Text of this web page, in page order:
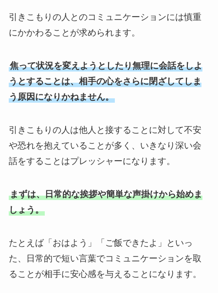
引きこもりの人とのコミュニケーションには慎重
にかかわることが求められます。
焦って状況を変えようとしたり無理に会話をしよ
うとすることは、相手の心をさらに閉ざしてしま
う原因になりかねません。
引きこもりの人は他人と接することに対して不安
や恐れを抱えていることが多く、いきなり深い会
話をすることはプレッシャーになります。
まずは、日常的な挨拶や簡単な声掛けから始めま
しょう。
たとえば「おはよう」「ご飯できたよ」といっ
た、日常的で短い言葉でコミュニケーションを取
ることが相手に安心感を与えることになります。